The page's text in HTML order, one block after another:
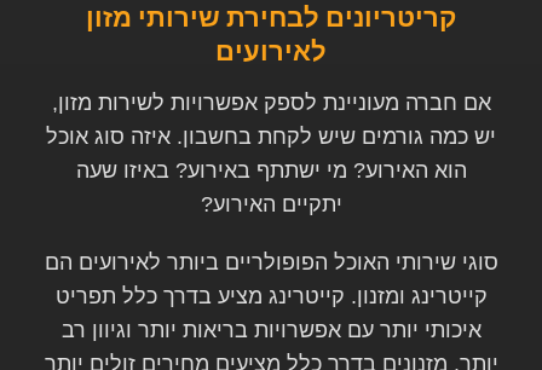
קריטריונים לבחירת שירותי מזון
לאירועים
אם חברה מעוניינת לספק אפשרויות לשירות מזון,
יש כמה גורמים שיש לקחת בחשבון. איזה סוג אוכל
הוא האירוע? מי ישתתף באירוע? באיזו שעה
יתקיים האירוע?
סוגי שירותי האוכל הפופולריים ביותר לאירועים הם
קייטרינג ומזנון. קייטרינג מציע בדרך כלל תפריט
איכותי יותר עם אפשרויות בריאות יותר וגיוון רב
יותר. מזנונים בדרך כלל מציעים מחירים זולים יותר